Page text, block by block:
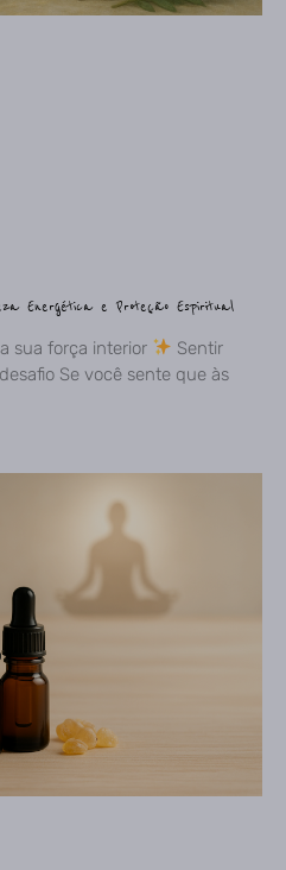
Energética e Proteção Espiritual
sua força interior
Sentir
Se você sente que às